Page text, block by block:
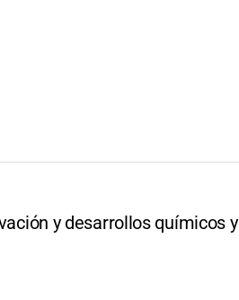
y desarrollos químicos y